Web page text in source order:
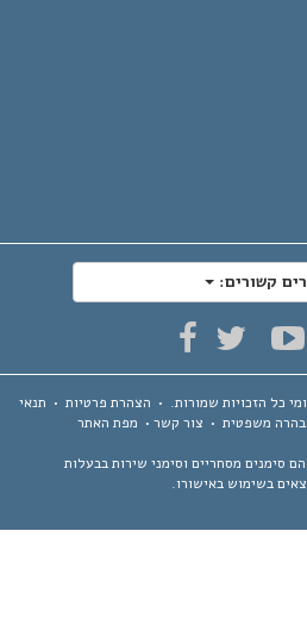
קשורים:
הזכויות שמורות.•הצהרת פרטיות•תנאי
משפטית•צור קשר•מפת האתר
מסחריים וסימני שירות בבעלות